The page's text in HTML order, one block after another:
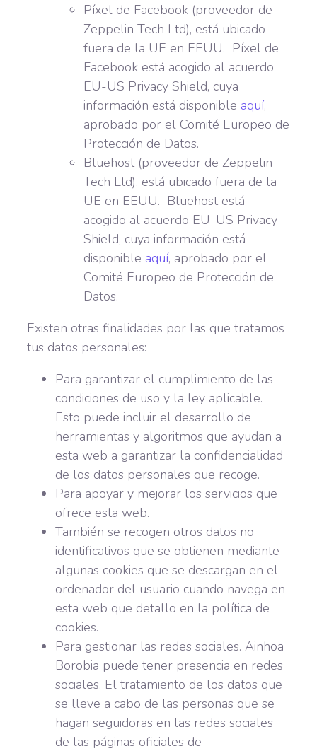
Píxel de Facebook (proveedor de
Zeppelin Tech Ltd), está ubicado
fuera de la UE en EEUU. Píxel de
Facebook está acogido al acuerdo
EU-US Privacy Shield, cuya
información está disponible aquí,
aprobado por el Comité Europeo de
Protección de Datos.
Bluehost (proveedor de Zeppelin
Tech Ltd), está ubicado fuera de la
UE en EEUU. Bluehost está
acogido al acuerdo EU-US Privacy
Shield, cuya información está
disponible aquí, aprobado por el
Comité Europeo de Protección de
Datos.
Existen otras finalidades por las que tratamos
tus datos personales:
Para garantizar el cumplimiento de las
condiciones de uso y la ley aplicable.
Esto puede incluir el desarrollo de
herramientas y algoritmos que ayudan a
esta web a garantizar la confidencialidad
de los datos personales que recoge.
Para apoyar y mejorar los servicios que
ofrece esta web.
También se recogen otros datos no
identificativos que se obtienen mediante
algunas cookies que se descargan en el
ordenador del usuario cuando navega en
esta web que detallo en la política de
cookies.
Para gestionar las redes sociales. Ainhoa
Borobia puede tener presencia en redes
sociales. El tratamiento de los datos que
se lleve a cabo de las personas que se
hagan seguidoras en las redes sociales
de las páginas oficiales de